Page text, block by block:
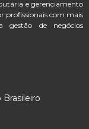
e gerenciamento
profissionais com mais
gestão de negócios